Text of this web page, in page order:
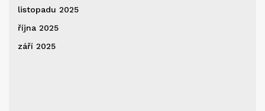
listopadu 2025
října 2025
září 2025